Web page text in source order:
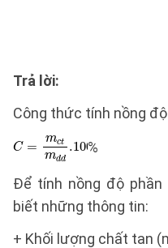
Trả lời:
Công thức tính nồng
%
Để tính nồng độ
biết những thông tin:
+ Khối lượng chất tan